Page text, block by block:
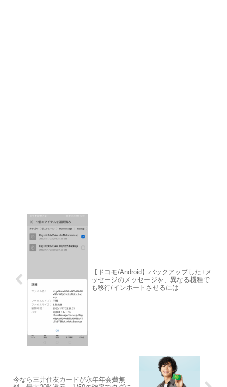
【ドコモ/Android】バックアップした+メ
ッセージのメッセージを、異なる機種で
も移行/インポートさせるには
今なら三井住友カードが永年年会費無